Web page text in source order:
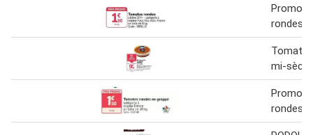
Promo
rondes
mi-
Promo
rondes